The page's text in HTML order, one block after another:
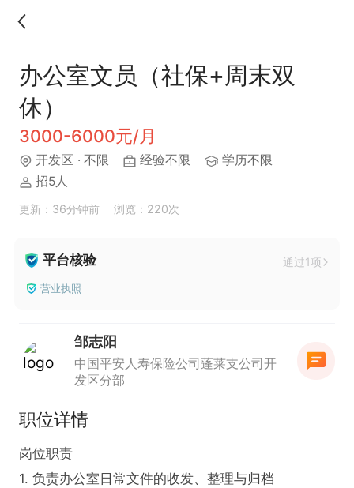
办公室文员（社保+周末双
休）
3000-6000元/月
开发区 · 不限 经验不限
学历不限
招5人
更新：36分钟前 浏览：220次
平台核验 通过1项
营业执照
邹志阳
中国平安人寿保险公司蓬莱支公司开
发区分部
职位详情
岗位职责
1. 负责办公室日常文件的收发、整理与归档